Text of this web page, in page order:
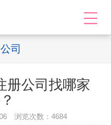
司
册公司找哪家
06 浏览次数：4684